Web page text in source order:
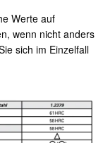
Werte auf
wenn nicht anders
sich im Einzelfall